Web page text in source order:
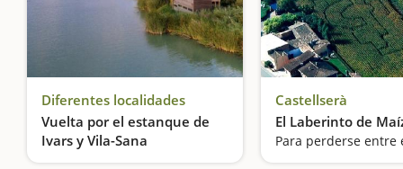
Diferentes localidades
Vuelta por el estanque de
Ivars y Vila-Sana
Descubrimos un espacio húmedo que nos sorprenderá
Castellserà
El Laberinto de
Para perderse entre